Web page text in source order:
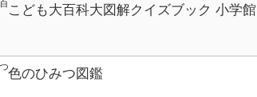
こども大百科大図解クイズブック 小学館
色のひみつ図鑑